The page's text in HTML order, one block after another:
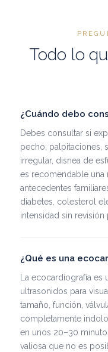
Todo lo
¿Cuándo debo
Debes consultar si
pecho, palpitaciones,
irregular, disnea de
es recomendable una
antecedentes
diabetes, colesterol
intensidad sin revisión
¿Qué es una
La ecocardiografía
ultrasonidos para
tamaño, función,
completamente
en unos 20–30
valiosa que no es